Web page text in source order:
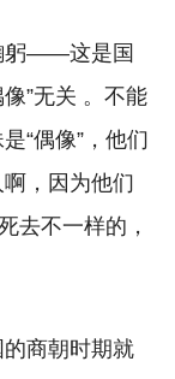
躬——这是国
”无关 。不能
“偶像”，他们
，因为他们
去不一样的，
商朝时期就